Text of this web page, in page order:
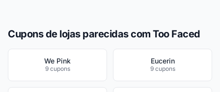
Cupons de lojas parecidas com Too Faced
We Pink
9 cupons
Eucerin
9 cupons